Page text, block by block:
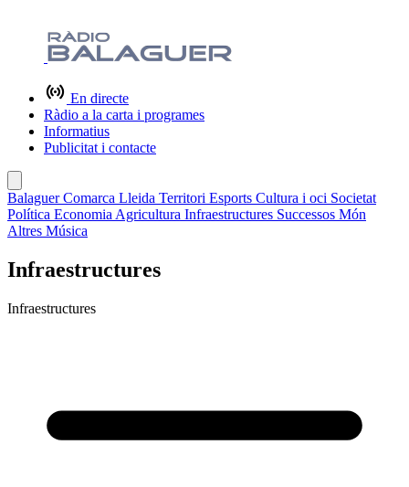
En directe
Ràdio a la carta i programes
Informatius
Publicitat i contacte
BalaguerComarca Lleida Territori Esports Cultura i oci Societat
Política Economia Agricultura Infraestructures Successos Món
Altres Música
Infraestructures
Infraestructures